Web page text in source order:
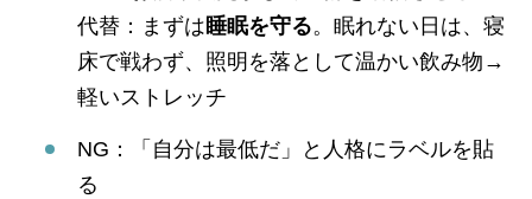
代替：まずは睡眠を守る。眠れない日は、寝
床で戦わず、照明を落として温かい飲み物→
軽いストレッチ
NG：「自分は最低だ」と人格にラベルを貼
る